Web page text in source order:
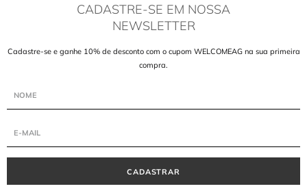
CADASTRE-SE EM NOSSA
NEWSLETTER
Cadastre-se e ganhe 10% de desconto com o cupom WELCOMEAG na sua primeira
compra.
CADASTRAR